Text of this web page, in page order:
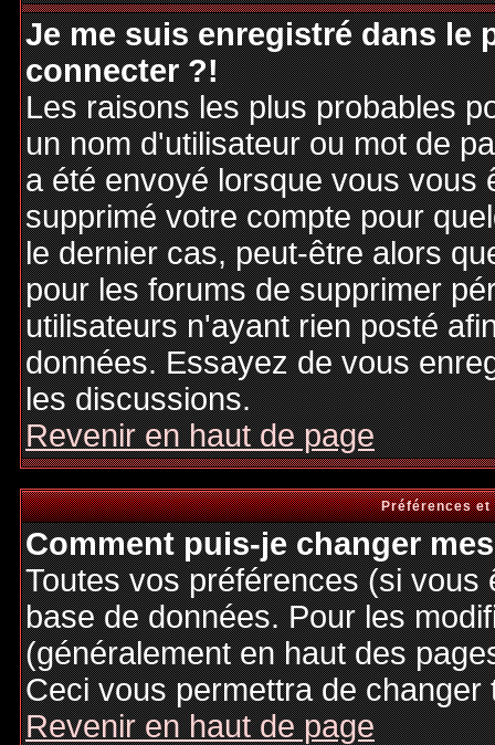
Je me suis enregistré dans le
connecter ?!
Les raisons les plus probables
un nom d'utilisateur ou mot de
a été envoyé lorsque vous vous
supprimé votre compte pour
le dernier cas, peut-être alors
pour les forums de supprimer
utilisateurs n'ayant rien posté
données. Essayez de vous
les discussions.
Revenir en haut de page
Préférences
Comment puis-je changer
Toutes vos préférences (si
base de données. Pour les
(généralement en haut des
Ceci vous permettra de
Revenir en haut de page